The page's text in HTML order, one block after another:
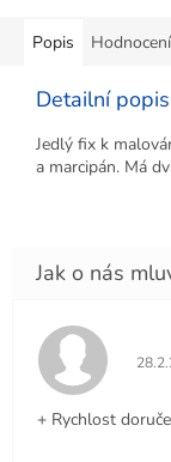
Popis
Detailní
Jedlý fix k
a marcipán. Má
+ Rychlost